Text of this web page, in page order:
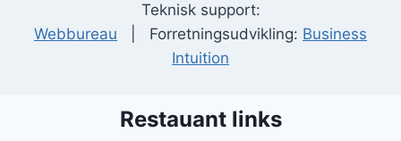
Teknisk support:
Webbureau | Forretningsudvikling: Business
Intuition
Restauant links